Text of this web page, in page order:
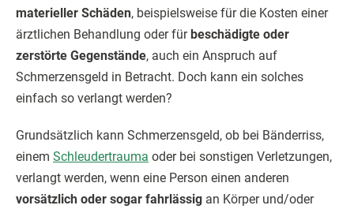
materieller Schäden, beispielsweise für die Kosten einer
ärztlichen Behandlung oder fürbeschädigte oder
zerstörte Gegenstände, auch ein Anspruch auf
Schmerzensgeld in Betracht. Doch kann ein solches
einfach so verlangt werden?
Grundsätzlich kann Schmerzensgeld, ob bei Bänderriss,
einem Schleudertrauma oder bei sonstigen Verletzungen,
verlangt werden, wenn eine Person einen anderen
vorsätzlich oder sogar fahrlässig an Körper und/oder